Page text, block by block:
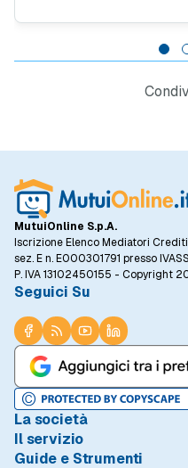
trend evidenzia quanto
l'accesso al credito per
di case, specialmente
prezzo al metro
registrato un
MutuiOnline S.p.A.
Iscrizione Elenco Mediatori
sez. E n. E000301791 presso IVASS
P. IVA 13102450155 - Copyright
Seguici Su
La società
Chi è MutuiOnline.it
Contatta MutuiOnline.it
Il servizio
Come Funziona
Guide e Strumenti